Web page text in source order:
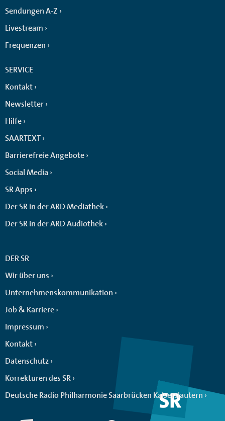
Sendungen A-Z
Livestream
Frequenzen
SERVICE
Kontakt
Newsletter
Hilfe
SAARTEXT
Barrierefreie Angebote
Social Media
SR Apps
Der SR in der ARD Mediathek
Der SR in der ARD Audiothek
DER SR
Wir über uns
Unternehmenskommunikation
Job & Karriere
Impressum
Kontakt
Datenschutz
Korrekturen des SR
Deutsche Radio Philharmonie Saarbrücken Kaiserslautern